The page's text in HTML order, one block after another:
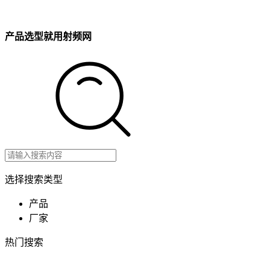
产品选型就用射频网
选择搜索类型
产品
厂家
热门搜索